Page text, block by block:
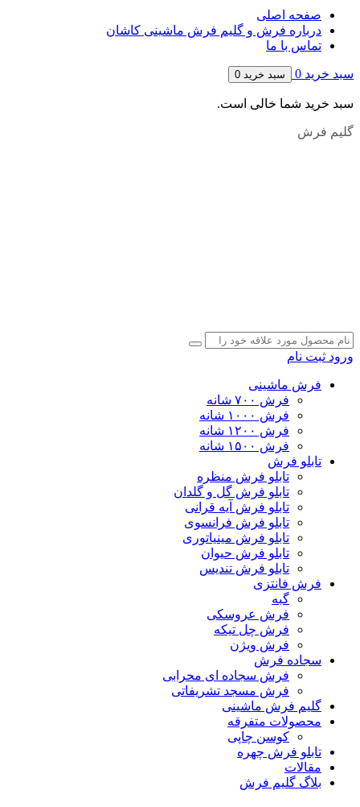
صفحه اصلی
درباره فرش و گلیم فرش ماشینی کاشان
تماس با ما
سبد خرید 0 سبد خرید 0
سبد خرید شما خالی است.
گلیم فرش
ورود ثبت نام
فرش ماشینی
فرش ۷۰۰ شانه
فرش ۱۰۰۰ شانه
فرش ۱۲۰۰ شانه
فرش ۱۵۰۰ شانه
تابلو فرش
تابلو فرش منظره
تابلو فرش گل و گلدان
تابلو فرش آیه قرانی
تابلو فرش فرانسوی
تابلو فرش مینیاتوری
تابلو فرش حیوان
تابلو فرش تندیس
فرش فانتزی
گبه
فرش عروسکی
فرش چل تیکه
فرش ویژن
سجاده فرش
فرش سجاده ای محرابی
فرش مسجد تشریفاتی
گلیم فرش ماشینی
محصولات متفرقه
کوسن چاپی
تابلو فرش چهره
مقالات
بلاگ گلیم فرش